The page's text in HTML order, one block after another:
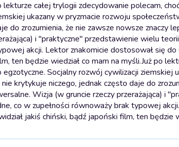
całej trylogii zdecydowanie polecam,
ukazany w pryzmacie rozwoju
do zrozumienia, że nie zawsze nowsze znaczy
i "praktyczne" przedstawienie wielu
akcji. Lektor znakomicie dostosował się
ten będzie wiedział co mam na myśli.Już po
Socjalny rozwój cywilizacji ziemskiej
krytykuje niczego, jednak często daje do
Wizja (w gruncie rzeczy przerażająca) i
co w zupełności równoważy brak typowej
jakiś chiński, bądź japoński film, ten będzie